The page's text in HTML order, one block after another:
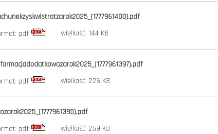
pdf wielkość: 144 KB
pdf wielkość: 226 KB
pdf wielkość: 269 KB